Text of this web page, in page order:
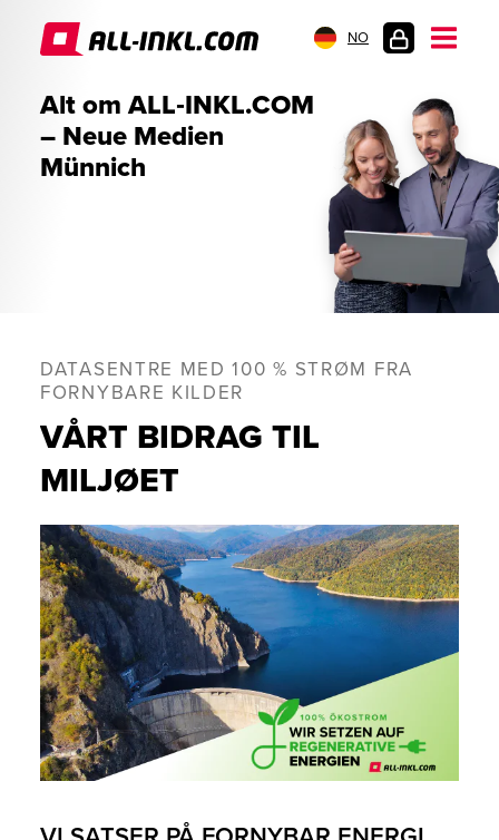
NO
Alt om ALL‑INKL.COM
– Neue Medien
Münnich
DATASENTRE MED 100 % STRØM FRA
FORNYBARE KILDER
VÅRT BIDRAG TIL
MILJØET